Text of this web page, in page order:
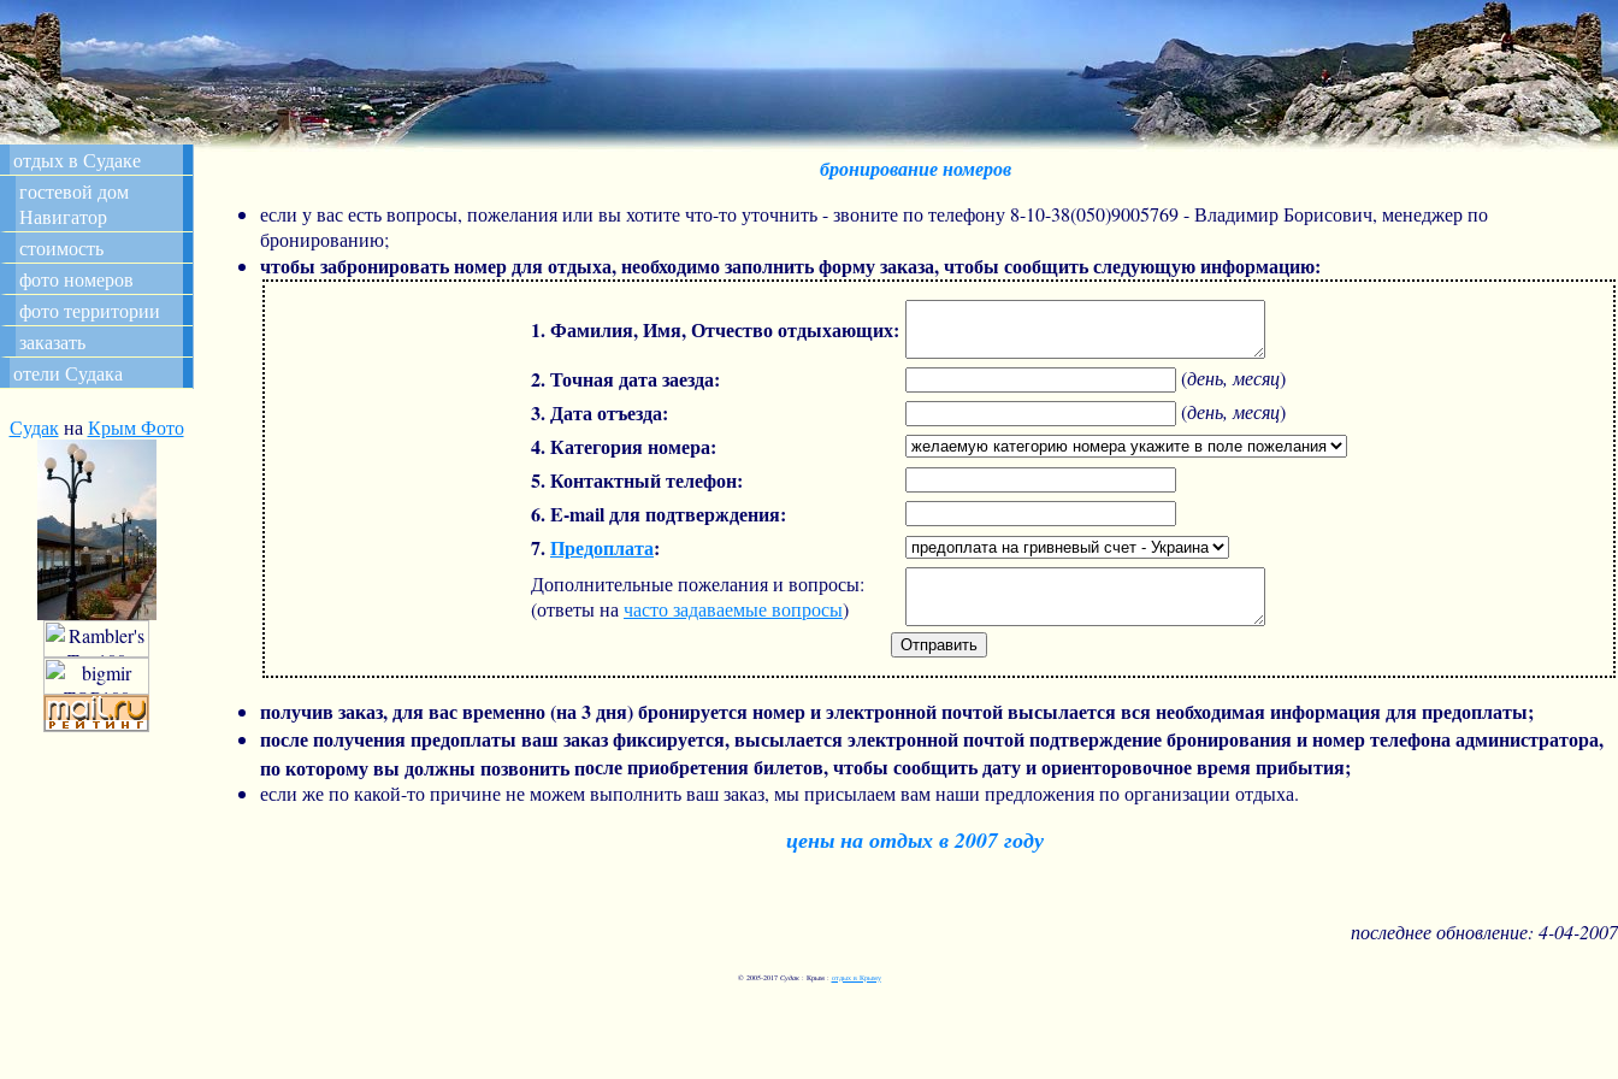
бронирование номеров
если у вас есть вопросы, пожелания или вы хотите что-то уточнить - звоните по телефону 8-10-38(050)9005769 - Владимир Борисович, менеджер по
бронированию;
чтобы забронировать номер для отдыха, необходимо заполнить форму заказа, чтобы сообщить следующую информацию:
1. Фамилия, Имя, Отчество отдыхающих:
2. Точная дата заезда:
(день, месяц)
3. Дата отъезда: (день, месяц)
4. Категория номеpа:
5. Контактный телефон:
6. E-mail для подтверждения:
7.Предоплата:
Дополнительные пожелания и вопросы:
(ответы начасто задаваемые вопросы)
получив заказ, для вас временно (на 3 дня) бронируется номер и электронной почтой высылается вся необходимая информация для предоплаты;
после получения предоплаты ваш заказ фиксируется, высылается электронной почтой подтверждение бронирования и номер телефона администратора,
по которому вы должны позвонить после приобретения билетов, чтобы сообщить дату и ориенторовочное время прибытия;
если же по какой-то причине не можем выполнить ваш заказ, мы присылаем вам наши предложения по организации отдыха.
цены на отдых в 2007 году
последнее обновление: 4-04-2007
отдых в Судаке
гостевой дом
Навигатор
стоимость
фото номеров
фото территории
заказать
отели Судака
Судакна Крым Фото
© 2005-2017 Судак: Крым : отдых в Крыму